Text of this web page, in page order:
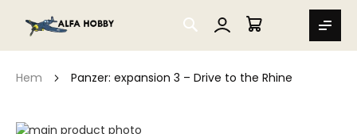
SEARCH
MIN VARUKORG
Hem Panzer: expansion 3 – Drive to the Rhine
Hoppa